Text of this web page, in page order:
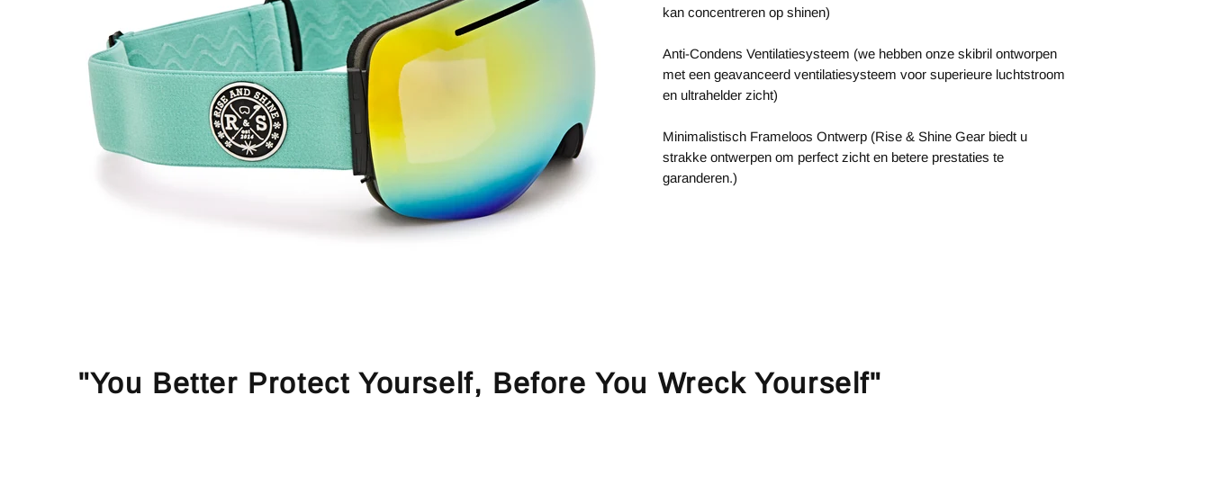
kan concentreren op shinen)
Anti-Condens Ventilatiesysteem (we hebben onze skibril ontworpen
met een geavanceerd ventilatiesysteem voor superieure luchtstroom
en ultrahelder zicht)
Minimalistisch Frameloos Ontwerp (Rise & Shine Gear biedt u
strakke ontwerpen om perfect zicht en betere prestaties te
garanderen.)
"You Better Protect Yourself, Before You Wreck Yourself"